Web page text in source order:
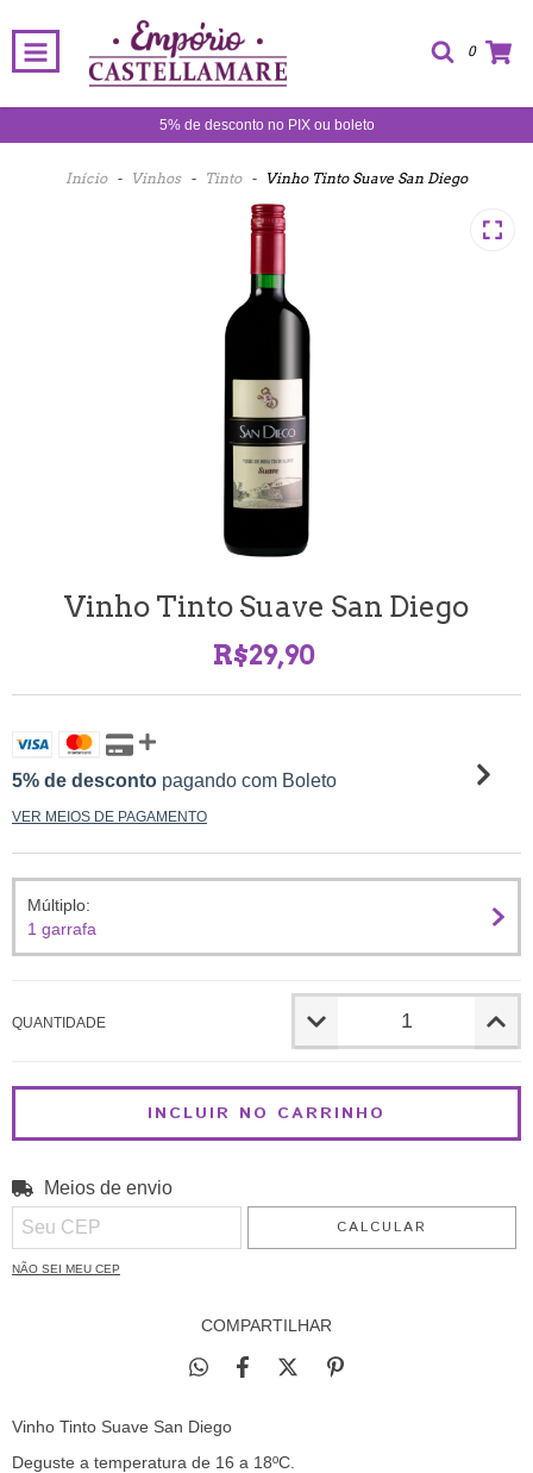
0
5% de desconto no PIX ou boleto
Início - Vinhos - Tinto - Vinho Tinto Suave San Diego
Vinho Tinto Suave San Diego
R$29,90
5% de desconto pagando com Boleto
VER MEIOS DE PAGAMENTO
Múltiplo:
1 garrafa
QUANTIDADE
Entregas para o CEP:
Meios de envio
CALCULAR
NÃO SEI MEU CEP
COMPARTILHAR
Vinho Tinto Suave San Diego
Deguste a temperatura de 16 a 18ºC.